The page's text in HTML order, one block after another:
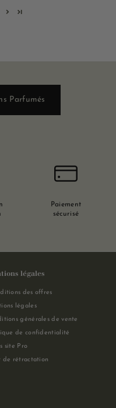
Parfumés
Paiement
sécurisé
légales
des offres
légales
générales de vente
de confidentialité
site Pro
de rétractation